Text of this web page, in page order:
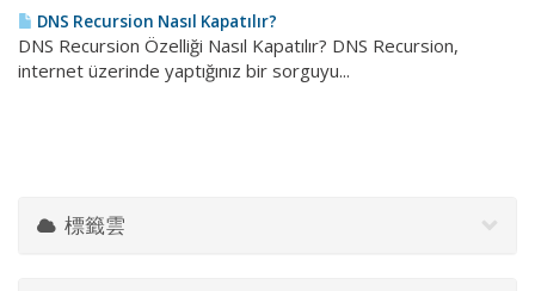
DNS Recursion Nasıl Kapatılır?
DNS Recursion Özelliği Nasıl Kapatılır? DNS Recursion,
internet üzerinde yaptığınız bir sorguyu...
標籤雲